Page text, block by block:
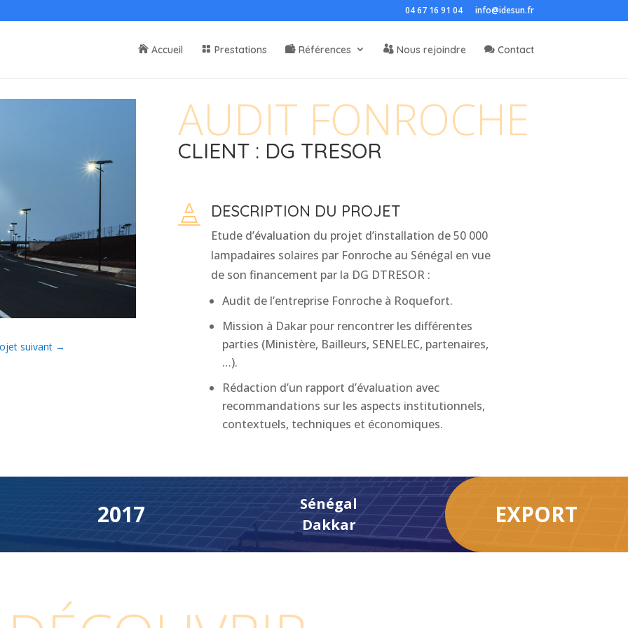
04 67 16 91 04 info@idesun.fr
Accueil Prestations Références Nous rejoindre Contact
suivant→
AUDIT FONROCHE
CLIENT : DG TRESOR
 DESCRIPTION DU PROJET
Etude d’évaluation du projet d’installation de 50 000
lampadaires solaires par Fonroche au Sénégal en vue
de son financement par la DG DTRESOR :
Audit de l’entreprise Fonroche à Roquefort.
Mission à Dakar pour rencontrer les différentes
parties (Ministère, Bailleurs, SENELEC, partenaires,
…).
Rédaction d’un rapport d’évaluation avec
recommandations sur les aspects institutionnels,
contextuels, techniques et économiques.
2017
Sénégal
Dakkar
EXPORT